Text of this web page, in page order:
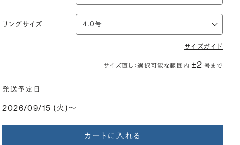
リングサイズ
サイズガイド
サイズ直し：選択可能な範囲内 ±2 号まで
発送予定日
2026/09/15 (火)〜
カートに入れる